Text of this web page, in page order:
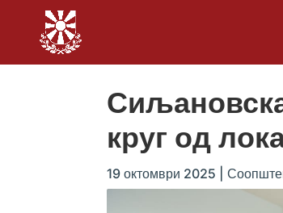
круг од
19 октомври 2025